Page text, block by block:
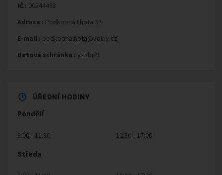
IČ : 00544493
Adresa : Podkopná Lhota 37
E-mail : podkopnalhota@volny.cz
Datová schránka : yz5bri9
ÚŘEDNÍ HODINY
Pondělí
8:00—11:30 12:30—17:00
Středa